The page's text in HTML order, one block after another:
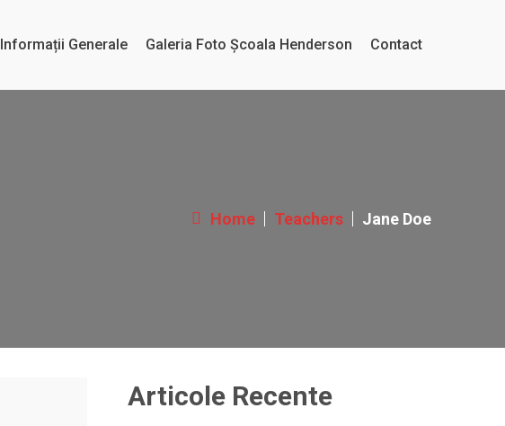
Informații Generale Galeria Foto Școala Henderson Contact
Home Teachers Jane Doe
Articole Recente